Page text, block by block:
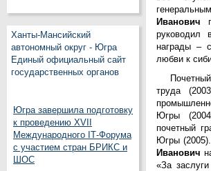
Ханты-Мансийский
автономный округ - Югра
Единый официальный сайт
государственных органов
Югра завершила подготовку
к проведению XVII
Международного IT‑Форума
с участием стран БРИКС и
ШОС
Иванович
руководил
награды –
любви к
труда
Югры
почетный
Югры
Иванович
«За